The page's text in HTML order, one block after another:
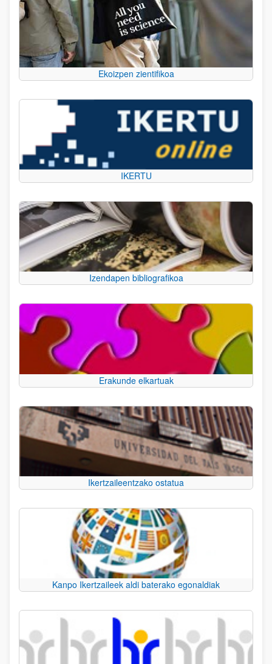
Ekoizpen zientifikoa
IKERTU
Izendapen bibliografikoa
Erakunde elkartuak
Ikertzaileentzako ostatua
Kanpo Ikertzaileek aldi baterako egonaldiak